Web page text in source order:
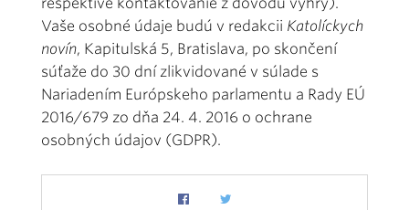
Vaše osobné údaje budú v redakcii Katolíckych
novín, Kapitulská 5, Bratislava, po skončení
súťaže do 30 dní zlikvidované v súlade s
Nariadením Európskeho parlamentu a Rady EÚ
2016/679 zo dňa 24. 4. 2016 o ochrane
osobných údajov (GDPR).